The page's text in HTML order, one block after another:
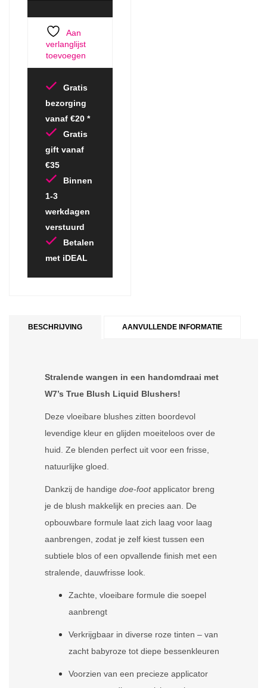
Aan
verlanglijst
toevoegen
Gratis
bezorging
vanaf €20 *
Gratis
gift vanaf
€35
Binnen
1-3
werkdagen
verstuurd
Betalen
met iDEAL
BESCHRIJVING AANVULLENDE INFORMATIE
Stralende wangen in een handomdraai met
W7’s True Blush Liquid Blushers!
Deze vloeibare blushes zitten boordevol
levendige kleur en glijden moeiteloos over de
huid. Ze blenden perfect uit voor een frisse,
natuurlijke gloed.
Dankzij de handige doe-footapplicator breng
je de blush makkelijk en precies aan. De
opbouwbare formule laat zich laag voor laag
aanbrengen, zodat je zelf kiest tussen een
subtiele blos of een opvallende finish met een
stralende, dauwfrisse look.
Zachte, vloeibare formule die soepel
aanbrengt
Verkrijgbaar in diverse roze tinten – van
zacht babyroze tot diepe bessenkleuren
Voorzien van een precieze applicator